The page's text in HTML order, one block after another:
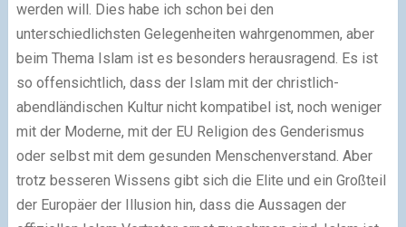
werden will. Dies habe ich schon bei den
unterschiedlichsten Gelegenheiten wahrgenommen, aber
beim Thema Islam ist es besonders herausragend. Es ist
so offensichtlich, dass der Islam mit der christlich-
abendländischen Kultur nicht kompatibel ist, noch weniger
mit der Moderne, mit der EU Religion des Genderismus
oder selbst mit dem gesunden Menschenverstand. Aber
trotz besseren Wissens gibt sich die Elite und ein Großteil
der Europäer der Illusion hin, dass die Aussagen der